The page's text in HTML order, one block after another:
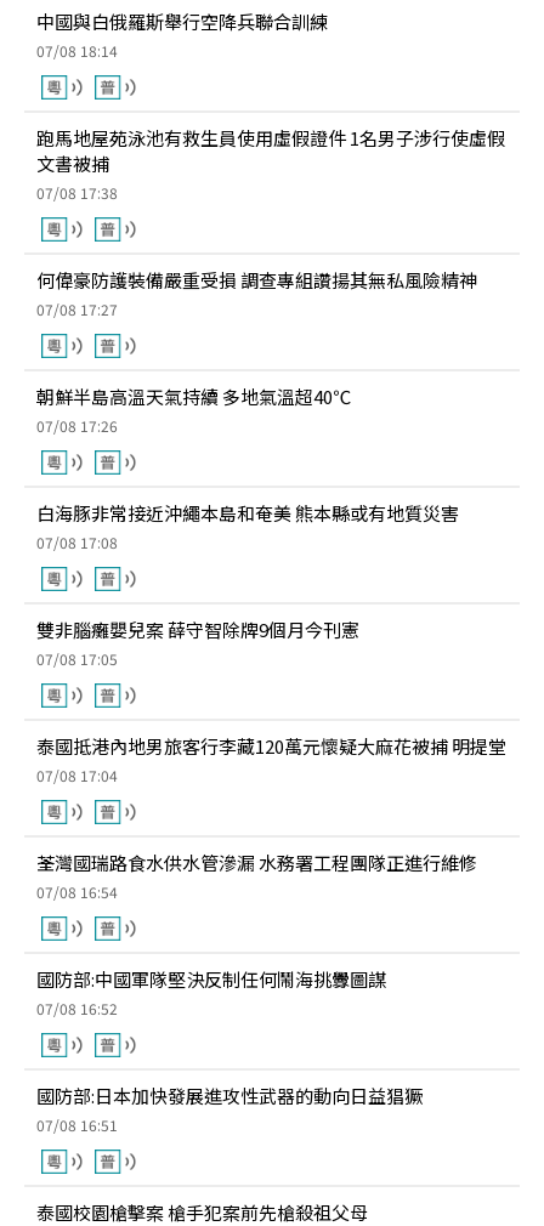
中國與白俄羅斯舉行空降兵聯合訓練
07/08 18:14
跑馬地屋苑泳池有救生員使用虛假證件 1名男子涉行使虛假
文書被捕
07/08 17:38
何偉豪防護裝備嚴重受損 調查專組讚揚其無私風險精神
07/08 17:27
朝鮮半島高溫天氣持續 多地氣溫超40℃
07/08 17:26
白海豚非常接近沖繩本島和奄美 熊本縣或有地質災害
07/08 17:08
雙非腦癱嬰兒案 薛守智除牌9個月今刊憲
07/08 17:05
泰國抵港內地男旅客行李藏120萬元懷疑大麻花被捕 明提堂
07/08 17:04
荃灣國瑞路食水供水管滲漏 水務署工程團隊正進行維修
07/08 16:54
國防部:中國軍隊堅決反制任何鬧海挑釁圖謀
07/08 16:52
國防部:日本加快發展進攻性武器的動向日益猖獗
07/08 16:51
泰國校園槍擊案 槍手犯案前先槍殺祖父母